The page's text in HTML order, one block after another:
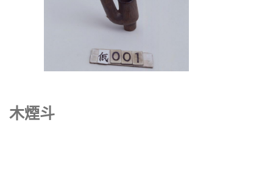
木煙斗